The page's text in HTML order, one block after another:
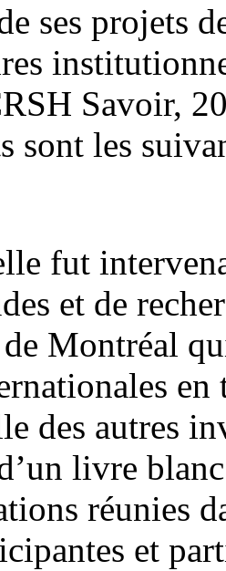
ses projets
Savoir,
sont les
fut
et de
Montréal
des autres
livre
réunies
et